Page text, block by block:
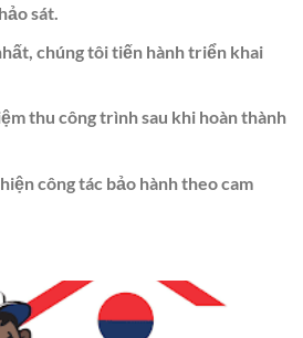
sát.
chúng tôi tiến hành triển khai
thu công trình sau khi hoàn thành
công tác bảo hành theo cam